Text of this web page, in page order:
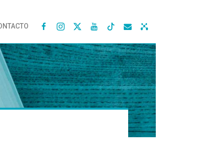
   